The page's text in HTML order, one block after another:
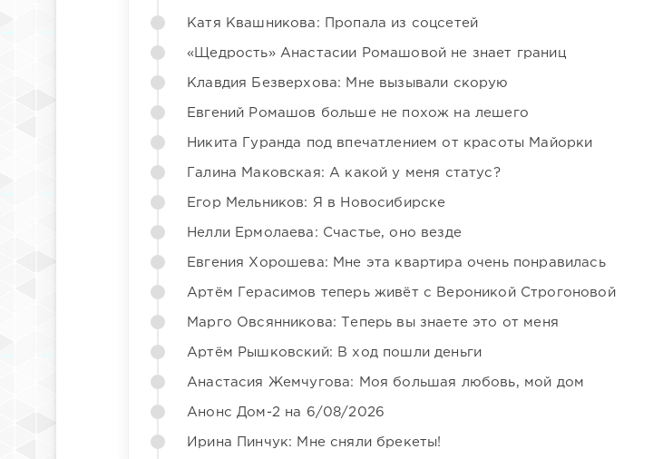
Катя Квашникова: Пропала из соцсетей
«Щедрость» Анастасии Ромашовой не знает границ
Клавдия Безверхова: Мне вызывали скорую
Евгений Ромашов больше не похож на лешего
Никита Гуранда под впечатлением от красоты Майорки
Галина Маковская: А какой у меня статус?
Егор Мельников: Я в Новосибирске
Нелли Ермолаева: Счастье, оно везде
Евгения Хорошева: Мне эта квартира очень понравилась
Артём Герасимов теперь живёт с Вероникой Строгоновой
Марго Овсянникова: Теперь вы знаете это от меня
Артём Рышковский: В ход пошли деньги
Анастасия Жемчугова: Моя большая любовь, мой дом
Анонс Дом-2 на 6/08/2026
Ирина Пинчук: Мне сняли брекеты!